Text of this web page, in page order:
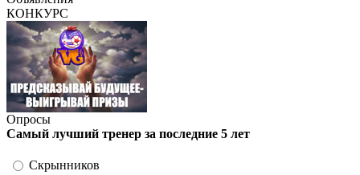
КОНКУРС
Опросы
Самый лучший тренер за последние 5 лет
Скрынников